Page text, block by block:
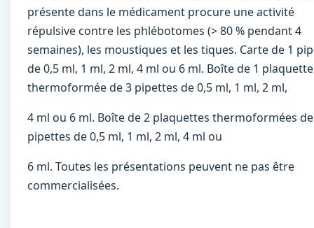
présente dans le médicament procure une activité
répulsive contre les phlébotomes (> 80 % pendant 4
semaines), les moustiques et les tiques. Carte de 1
de 0,5 ml, 1 ml, 2 ml, 4 ml ou 6 ml. Boîte de 1 plaquette
thermoformée de 3 pipettes de 0,5 ml, 1 ml, 2 ml,
4 ml ou 6 ml. Boîte de 2 plaquettes thermoformées
pipettes de 0,5 ml, 1 ml, 2 ml, 4 ml ou
6 ml. Toutes les présentations peuvent ne pas être
commercialisées.